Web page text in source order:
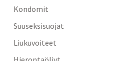
Kondomit
Suuseksisuojat
Liukuvoiteet